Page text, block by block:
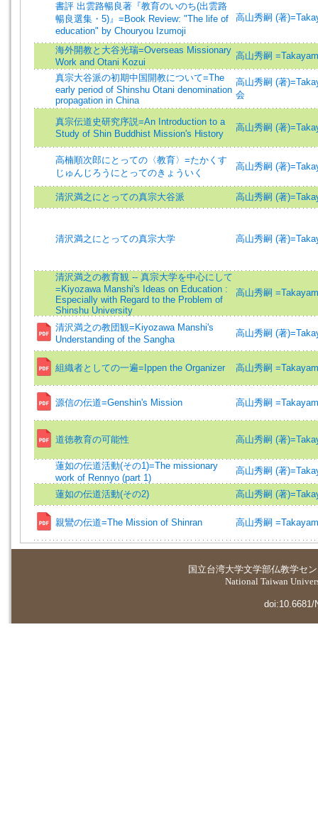
書評 出雲路暢良著『教育のいのち(出雲路
暢良選集・5)』=Book Review: "The life of
education" by Chouryou Izumoji
高山秀嗣 (著
海外開教と大谷光瑞=Overseas Missionary
Work and Otani Kozui
高山秀嗣
真宗大谷派の初期中国開教について=The
early period of Shinshu Otani denomination
propagation in China
高山秀嗣 (著
会
真宗伝道史研究序説=An Introduction to a
Study of Shin Buddhist Mission's History
高山秀嗣 (著
高楠順次郎にとっての〈教育〉=たかくす
じゅんじろうにとってのきょういく
高山秀嗣 (著
清沢満之にとっての真宗大谷派 高山秀嗣 (著
清沢満之にとっての真宗大学 高山秀嗣 (著
清沢満之の教育観 -- 真宗大学を中心にして
=Kiyozawa Manshi's Ideas on Education :
Especially with Regard to the Problem of
Shinshu University
高山秀嗣
清沢満之の教団観=Kiyozawa Manshi's
Understanding of the Sangha
高山秀嗣 (著
組織者としての一遍=Ippen the Organizer 高山秀嗣
源信の伝道=Genshin's Mission 高山秀嗣
道徳教育の可能性 高山秀嗣 (著
蓮如の伝道活動(その1)=The missionary
work of Rennyo (part 1)
高山秀嗣 (著
蓮如の伝道活動(その2) 高山秀嗣 (著
親鸞の伝道=The Mission of Shinran 高山秀嗣
国立台湾大学文学部仏教学セ
National Taiwan
doi:10.6681/